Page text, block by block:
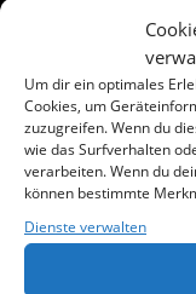
Um dir ein optimales
Cookies, um
zuzugreifen. Wenn du
wie das Surfverhalten
verarbeiten. Wenn du
können bestimmte
Dienste verwalten
Designed by
WordPress